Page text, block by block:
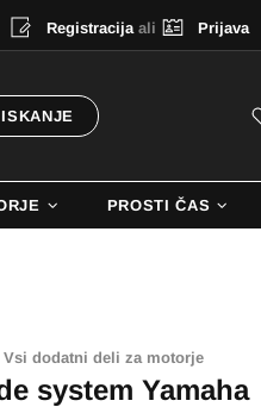
Registracija ali Prijava
ISKANJE
PROSTI ČAS
Vsi dodatni deli za motorje
system Yamaha